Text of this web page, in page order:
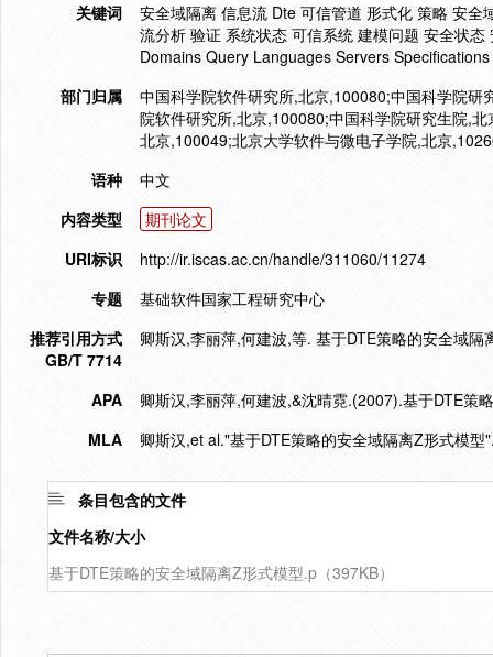
关键词
安全域隔离 信息流 Dte 可信管道 形式化 策略 安
流分析 验证 系统状态 可信系统 建模问题 安全状
Domains Query Languages Servers
部门归属
中国科学院软件研究所,北京,100080;中国科学院
院软件研究所,北京,100080;中国科学院研究生院,
北京,100049;北京大学软件与微电子学院,北京
语种
中文
内容类型
期刊论文
URI标识
http://ir.iscas.ac.cn/handle/311060/11274
专题
基础软件国家工程研究中心
推荐引用方式
GB/T 7714
卿斯汉,李丽萍,何建波,等. 基于DTE策略的安全域
APA
卿斯汉,李丽萍,何建波,&沈晴霓.(2007).基于DTE策
MLA
卿斯汉,et al."基于DTE策略的安全域隔离Z形式模型
条目包含的文件
文件名称/大小
基于DTE策略的安全域隔离Z形式模型.p（397KB）